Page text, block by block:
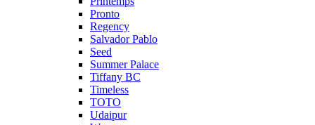
Pronto
Regency
Salvador Pablo
Seed
Summer Palace
Tiffany BC
Timeless
TOTO
Udaipur